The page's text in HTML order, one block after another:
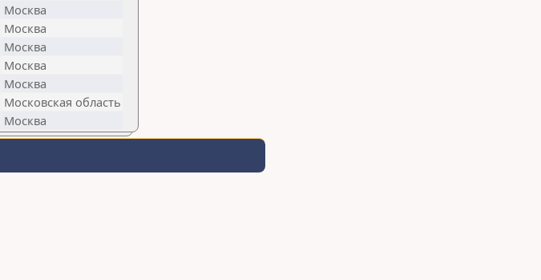
Москва
Москва
Москва
Москва
Москва
Московская область
Москва